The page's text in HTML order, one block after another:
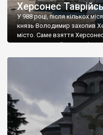
Херсонес
У 988 році, після кількох
князь Володимир захопив
місто. Саме взяття
диктувати свої умови
Херсонесі Володимир-
А потім було Хрещення